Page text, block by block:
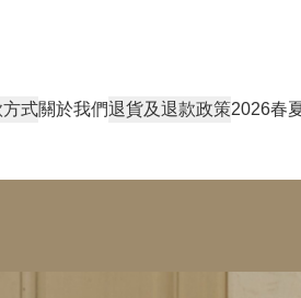
式關於我們退貨及退款政策2026春